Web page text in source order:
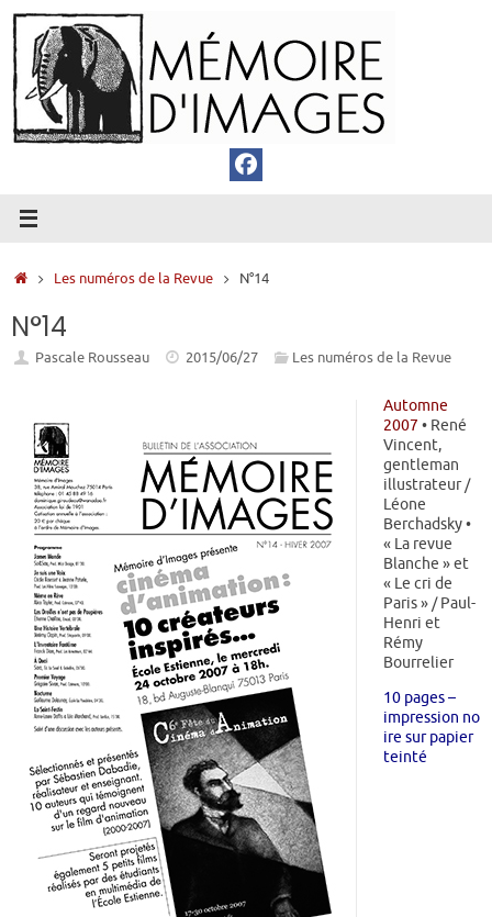
Passer
au
contenu
AccueilLes numéros de la Revue N°14
N°14
Pascale Rousseau 2015/06/27 Les numéros de la Revue
Automne
2007 • René
Vincent,
gentleman
illustrateur /
Léone
Berchadsky •
« La revue
Blanche » et
« Le cri de
Paris » / Paul-
Henri et
Rémy
Bourrelier
10 pages –
impression no
ire sur papier
teinté